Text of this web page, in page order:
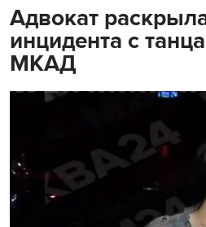
Адвокат
инцидента с
МКАД